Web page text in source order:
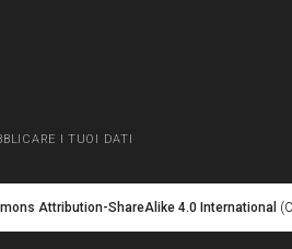
I TUOI DATI
Attribution-ShareAlike 4.0 International